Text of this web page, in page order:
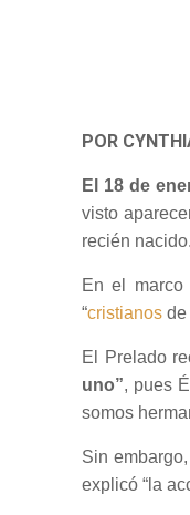
POR
El 18 de
visto
recién nacido.
En el
“cristianos de
El Prelado
uno”, pues
somos
Sin
explicó “la